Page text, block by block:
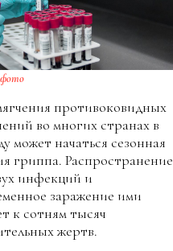
противоковидных
во многих странах в
может начаться сезонная
гриппа. Распространение
инфекций и
заражение ими
к сотням тысяч
жертв.